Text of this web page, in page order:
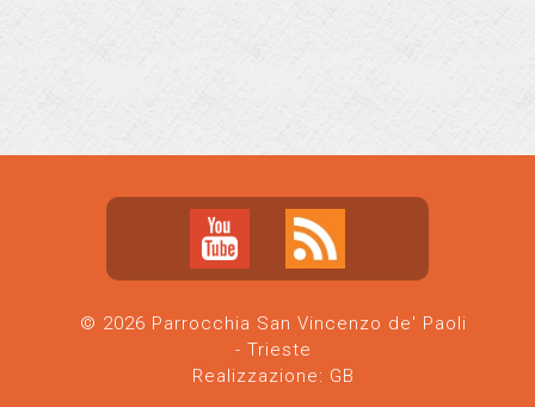
© 2026 Parrocchia San Vincenzo de' Paoli
- Trieste
Realizzazione: GB